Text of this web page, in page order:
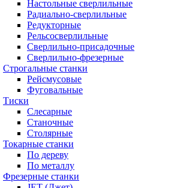
Настольные сверлильные
Радиально-сверлильные
Редукторные
Рельсосверлильные
Сверлильно-присадочные
Сверлильно-фрезерные
Строгальные станки
Рейсмусовые
Фуговальные
Тиски
Слесарные
Станочные
Столярные
Токарные станки
По дереву
По металлу
Фрезерные станки